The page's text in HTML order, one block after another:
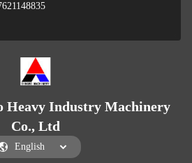
Heavy Industry Machinery
Co., Ltd